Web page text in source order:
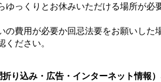
ゆっくりとお休みいただける場所が必
の費用が必要か回忌法要をお願いした
ください。
り込み・広告・インターネット情報